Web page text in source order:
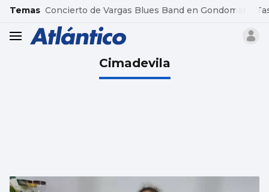
common.go-to-content
Temas Concierto de Vargas Blues Band en Gondomar
header.menu.open
Cimadevila